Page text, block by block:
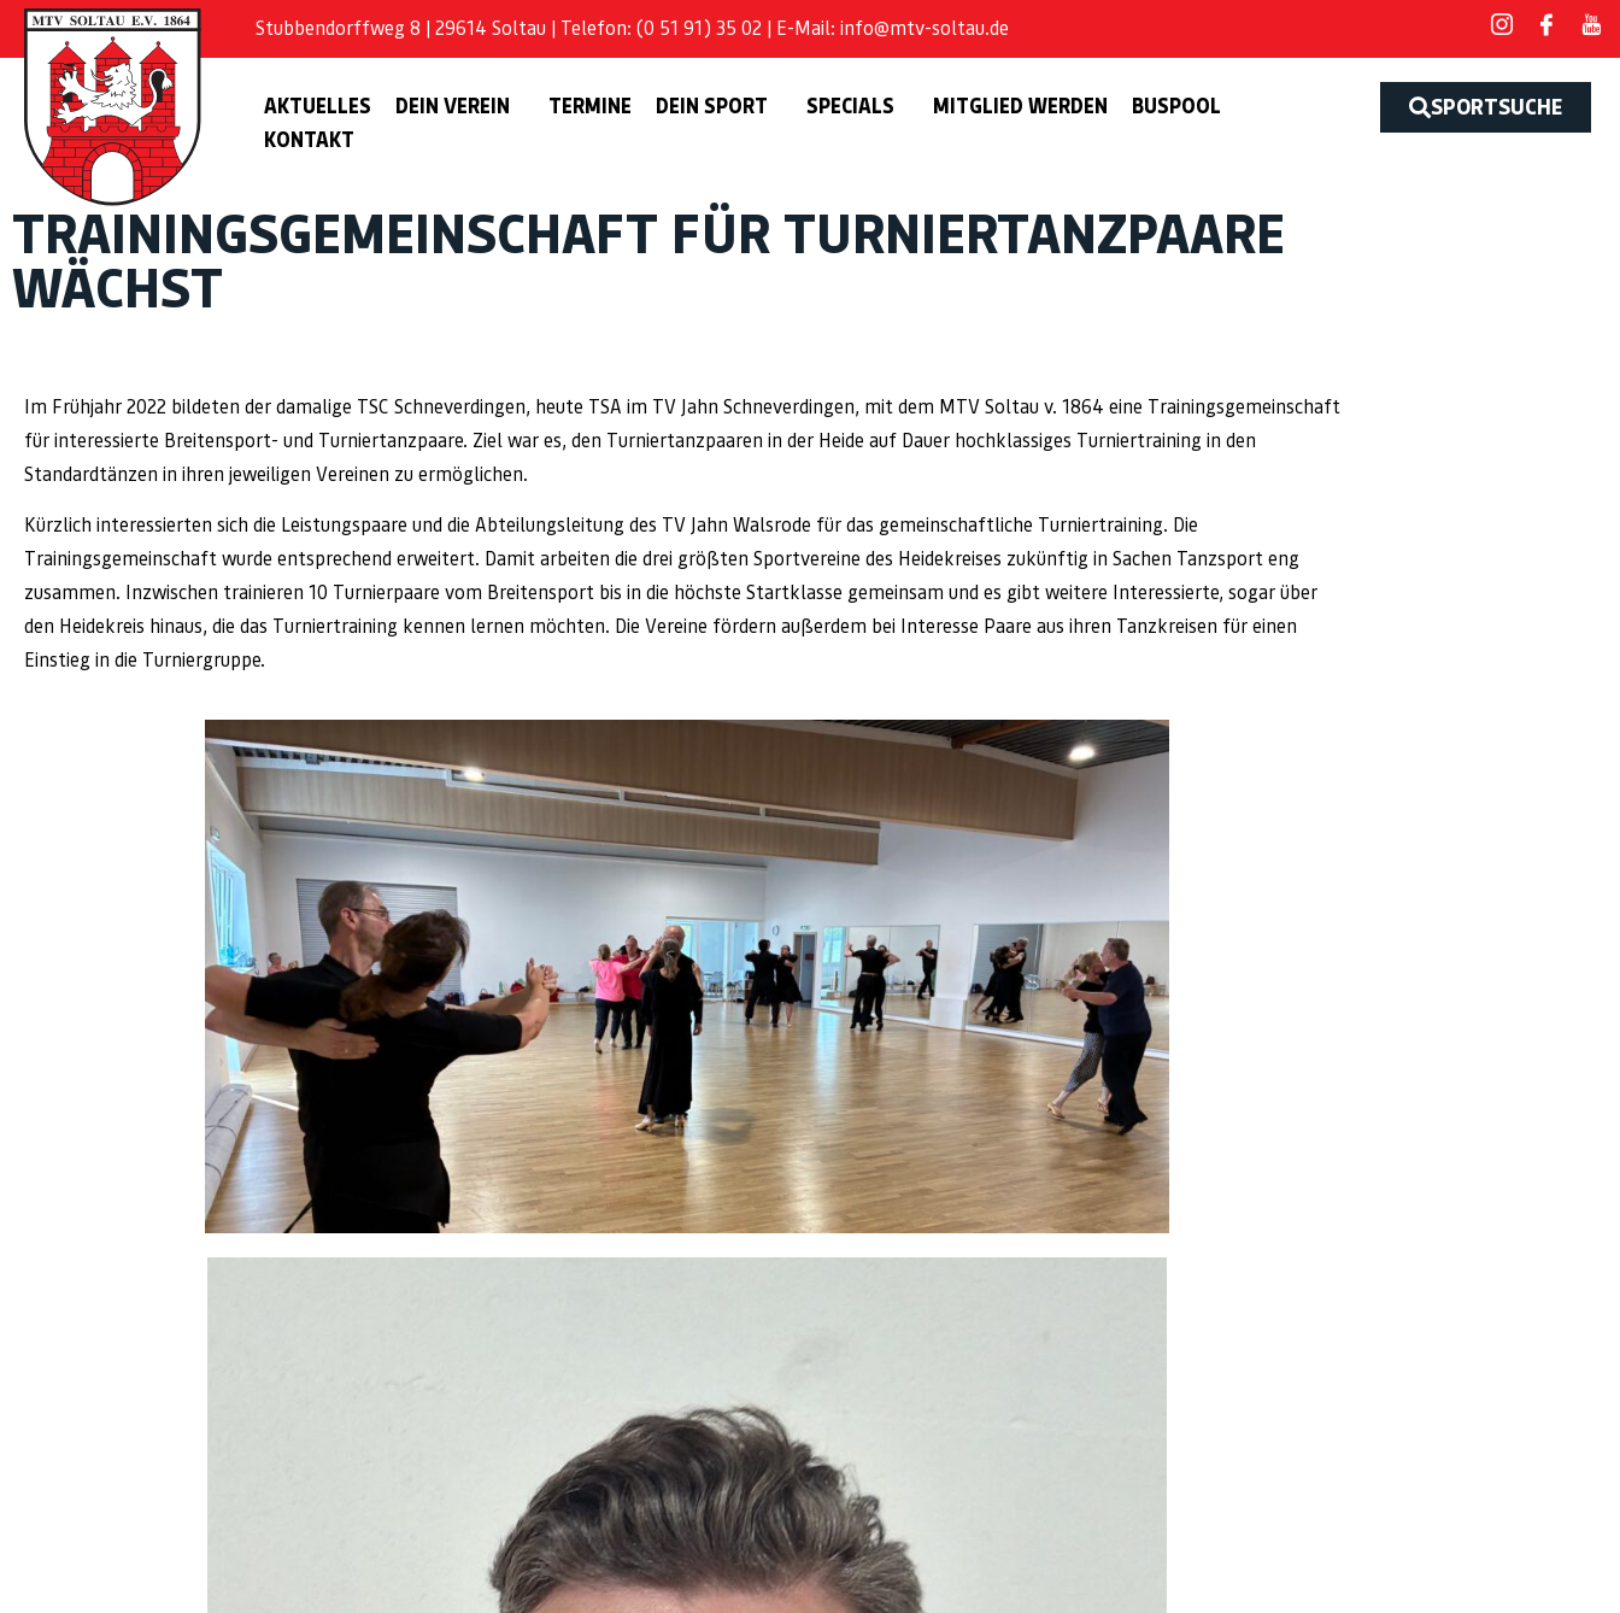
Stubbendorffweg 8 | 29614 Soltau | Telefon: (0 51 91) 35 02 | E-Mail: info@mtv-soltau.de
AKTUELLES DEIN VEREIN TERMINE DEIN SPORT SPECIALS MITGLIED WERDEN
BUSPOOL
KONTAKT
SPORTSUCHE
TRAININGSGEMEINSCHAFT FÜR TURNIERTANZPAARE
WÄCHST
Im Frühjahr 2022 bildeten der damalige TSC Schneverdingen, heute TSA im TV Jahn Schneverdingen, mit dem MTV Soltau v. 1864 eine Trainingsgemeinschaft
für interessierte Breitensport- und Turniertanzpaare. Ziel war es, den Turniertanzpaaren in der Heide auf Dauer hochklassiges Turniertraining in den
Standardtänzen in ihren jeweiligen Vereinen zu ermöglichen.
Kürzlich interessierten sich die Leistungspaare und die Abteilungsleitung des TV Jahn Walsrode für das gemeinschaftliche Turniertraining. Die
Trainingsgemeinschaft wurde entsprechend erweitert. Damit arbeiten die drei größten Sportvereine des Heidekreises zukünftig in Sachen Tanzsport eng
zusammen. Inzwischen trainieren 10 Turnierpaare vom Breitensport bis in die höchste Startklasse gemeinsam und es gibt weitere Interessierte, sogar über
den Heidekreis hinaus, die das Turniertraining kennen lernen möchten. Die Vereine fördern außerdem bei Interesse Paare aus ihren Tanzkreisen für einen
Einstieg in die Turniergruppe.